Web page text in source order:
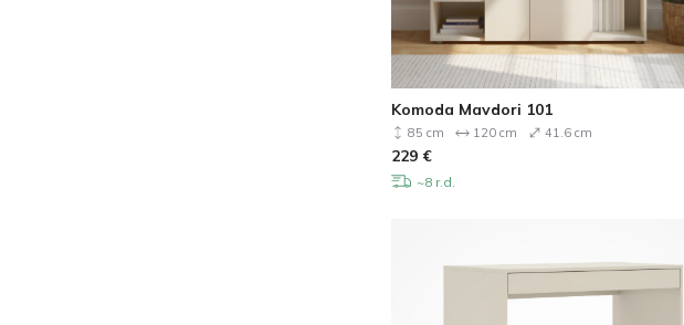
Komoda Mavdori 101
85 cm 120 cm 41.6 cm
229 €
~8 r.d.